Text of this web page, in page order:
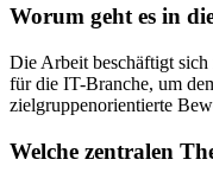
Worum geht es in
Die Arbeit beschäftigt
für die IT-Branche, um
zielgruppenorientierte
Welche zentralen